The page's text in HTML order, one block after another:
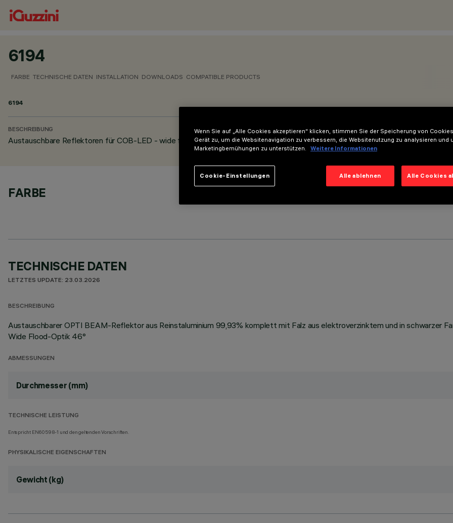
6194
FARBE TECHNISCHE DATEN INSTALLATION DOWNLOADS COMPATIBLE PRODUCTS
6194
BESCHREIBUNG
Austauschbare Reflektoren für COB-LED - wide flood
FARBE
TECHNISCHE DATEN
LETZTES UPDATE: 23.03.2026
BESCHREIBUNG
Austauschbarer OPTI BEAM-Reflektor aus Reinstaluminium 99,93% komplett mit Falz aus elektroverzinktem und in schwarzer
Wide Flood-Optik 46°
ABMESSUNGEN
Durchmesser (mm)
TECHNISCHE LEISTUNG
Entspricht EN60598-1 und den geltenden Vorschriften.
PHYSIKALISCHE EIGENSCHAFTEN
Gewicht (kg)
Wenn Sie auf „Alle Cookies akzeptieren“ klicken, stimmen Sie der Speicherung von
Gerät zu, um die Websitenavigation zu verbessern, die Websitenutzung zu analysieren und
Marketingbemühungen zu unterstützen.
Weitere Informationen
Alle ablehnen Alle Cookies
Cookie-Einstellungen